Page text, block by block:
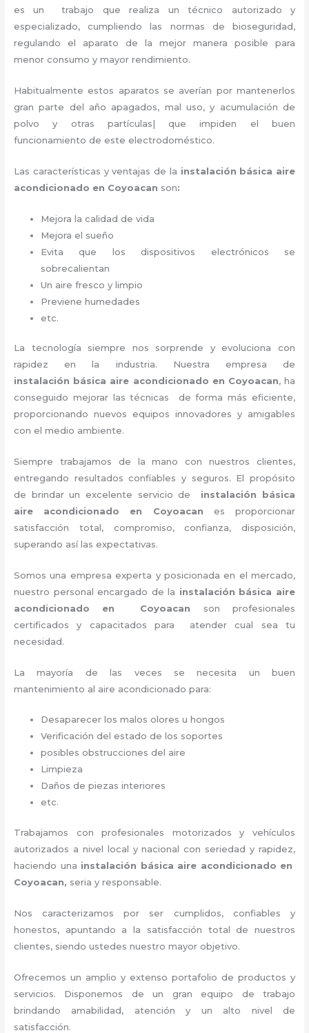
es un
trabajo que realiza un técnico autorizado y
especializado, cumpliendo las normas de bioseguridad,
regulando el aparato de la mejor manera posible para
menor consumo y mayor rendimiento.
Habitualmente estos aparatos se averían por mantenerlos
gran parte del año apagados, mal uso, y acumulación de
polvo y otras partículas| que impiden el buen
funcionamiento de este electrodoméstico.
Las características y ventajas de la instalación básica aire
acondicionado en Coyoacan son:
Mejora la calidad de vida
Mejora el sueño
Evita que los dispositivos electrónicos se
sobrecalientan
Un aire fresco y limpio
Previene humedades
etc.
La tecnología siempre nos sorprende y evoluciona con
rapidez en la industria. Nuestra empresa de
instalación básica aire acondicionado en Coyoacan, ha
conseguido mejorar las técnicas de forma más eficiente,
proporcionando nuevos equipos innovadores y amigables
con el medio ambiente.
Siempre trabajamos de la mano con nuestros clientes,
entregando resultados confiables y seguros. El propósito
de brindar un excelente servicio de instalación básica
aire acondicionado en Coyoacan
es proporcionar
satisfacción total, compromiso, confianza, disposición,
superando así las expectativas.
Somos una empresa experta y posicionada en el mercado,
nuestro personal encargado de la instalación básica aire
acondicionado en Coyoacan
son profesionales
certificados y capacitados para atender cual sea tu
necesidad.
La mayoría de las veces se necesita un buen
mantenimiento al aire acondicionado para:
Desaparecer los malos olores u hongos
Verificación del estado de los soportes
posibles obstrucciones del aire
Limpieza
Daños de piezas interiores
etc.
Trabajamos con profesionales motorizados y vehículos
autorizados a nivel local y nacional con seriedad y rapidez,
haciendo una instalación básica aire acondicionado en
Coyoacan, seria y responsable.
Nos caracterizamos por ser cumplidos, confiables y
honestos, apuntando a la satisfacción total de nuestros
clientes, siendo ustedes nuestro mayor objetivo.
Ofrecemos un amplio y extenso portafolio de productos y
servicios. Disponemos de un gran equipo de trabajo
brindando amabilidad, atención y un alto nivel de
satisfacción.